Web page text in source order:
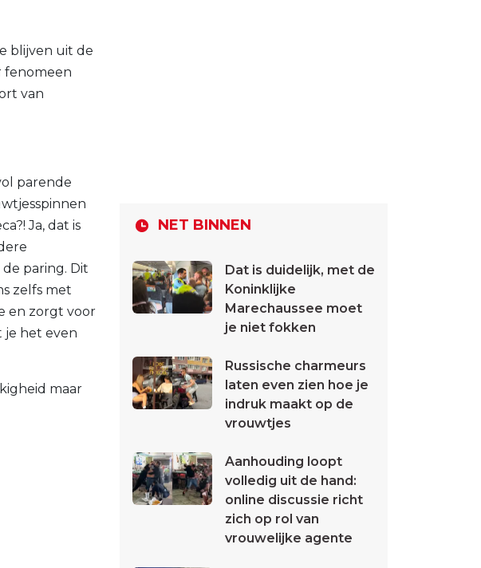
blijven uit de
fenomeen
van
parende
Ja, dat is
paring. Dit
zelfs met
en zorgt voor
je het even
maar
NET BINNEN
Dat is duidelijk, met de
Koninklijke
Marechaussee moet
je niet fokken
Russische charmeurs
laten even zien hoe je
indruk maakt op de
vrouwtjes
Aanhouding loopt
volledig uit de hand:
online discussie richt
zich op rol van
vrouwelijke agente